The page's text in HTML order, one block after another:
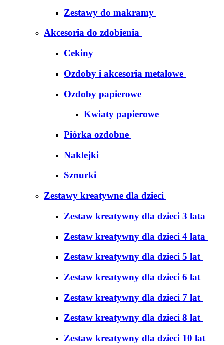
Zestawy do makramy
Akcesoria do zdobienia
Cekiny
Ozdoby i akcesoria metalowe
Ozdoby papierowe
Kwiaty papierowe
Piórka ozdobne
Naklejki
Sznurki
Zestawy kreatywne dla dzieci
Zestaw kreatywny dla dzieci 3 lata
Zestaw kreatywny dla dzieci 4 lata
Zestaw kreatywny dla dzieci 5 lat
Zestaw kreatywny dla dzieci 6 lat
Zestaw kreatywny dla dzieci 7 lat
Zestaw kreatywny dla dzieci 8 lat
Zestaw kreatywny dla dzieci 10 lat